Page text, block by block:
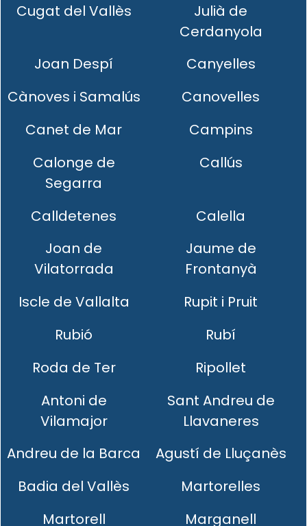
Cugat del Vallès
Julià de
Cerdanyola
Joan Despí
Canyelles
Cànoves i Samalús
Canovelles
Canet de Mar
Campins
Calonge de
Segarra
Callús
Calldetenes
Calella
Joan de
Vilatorrada
Jaume de
Frontanyà
Iscle de Vallalta
Rupit i Pruit
Rubió
Rubí
Roda de Ter
Ripollet
Antoni de
Vilamajor
Sant Andreu de
Llavaneres
Andreu de la Barca
Agustí de Lluçanès
Badia del Vallès
Martorelles
Martorell
Marganell